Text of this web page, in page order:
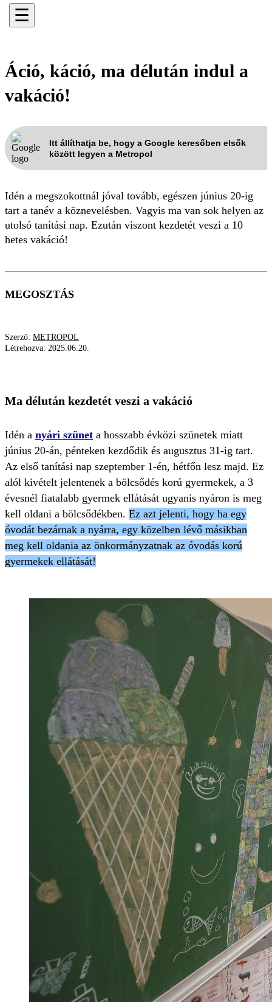
☰
Áció, káció, ma délután indul a
vakáció!
Itt állíthatja be, hogy a Google keresőben elsők
között legyen a Metropol
Idén a megszokottnál jóval tovább, egészen június 20-ig
tart a tanév a köznevelésben. Vagyis ma van sok helyen az
utolsó tanítási nap. Ezután viszont kezdetét veszi a 10
hetes vakáció!
MEGOSZTÁS
Szerző: METROPOL
Létrehozva: 2025.06.20.
Ma délután kezdetét veszi a vakáció
Idén a nyári szünet a hosszabb évközi szünetek miatt
június 20-án, pénteken kezdődik és augusztus 31-ig tart.
Az első tanítási nap szeptember 1-én, hétfőn lesz majd. Ez
alól kivételt jelentenek a bölcsődés korú gyermekek, a 3
évesnél fiatalabb gyermek ellátását ugyanis nyáron is meg
kell oldani a bölcsődékben. Ez azt jelenti, hogy ha egy
óvodát bezárnak a nyárra, egy közelben lévő másikban
meg kell oldania az önkormányzatnak az óvodás korú
gyermekek ellátását!